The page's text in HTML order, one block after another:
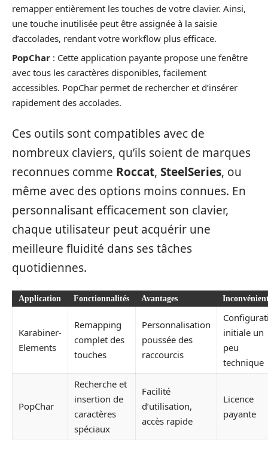
remapper entièrement les touches de votre clavier. Ainsi,
une touche inutilisée peut être assignée à la saisie
d’accolades, rendant votre workflow plus efficace.
PopChar : Cette application payante propose une fenêtre
avec tous les caractères disponibles, facilement
accessibles. PopChar permet de rechercher et d’insérer
rapidement des accolades.
Ces outils sont compatibles avec de
nombreux claviers, qu’ils soient de marques
reconnues comme Roccat, SteelSeries, ou
même avec des options moins connues. En
personnalisant efficacement son clavier,
chaque utilisateur peut acquérir une
meilleure fluidité dans ses tâches
quotidiennes.
Application Fonctionnalités Avantages
Karabiner-
Elements
Remapping
complet des
touches
Personnalisation
poussée des
raccourcis
initiale un
peu
technique
PopChar
Recherche et
insertion de
caractères
spéciaux
Facilité
d’utilisation,
accès rapide
Licence
payante